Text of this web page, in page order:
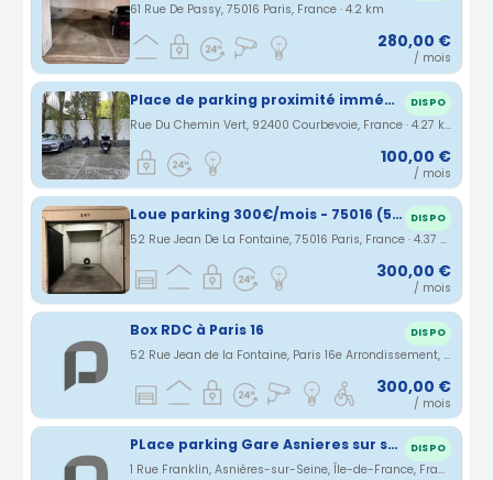
61 Rue De Passy, 75016 Paris, France · 4.2 km
280,00 €
/ mois
Place de parking proximité immédiate gare d’Asnieres sur Seine DISPO
Rue Du Chemin Vert, 92400 Courbevoie, France · 4.27 km
100,00 €
/ mois
Loue parking 300€/mois - 75016 (52 Rue Jean de La Fontaine) DISPO
52 Rue Jean De La Fontaine, 75016 Paris, France · 4.37 km
300,00 €
/ mois
Box RDC à Paris 16 DISPO
52 Rue Jean de la Fontaine, Paris 16e Arrondissement, Île-de-France, France · 4.37 km
300,00 €
/ mois
PLace parking Gare Asnieres sur seine DISPO
1 Rue Franklin, Asnières-sur-Seine, Île-de-France, France · 4.52 km